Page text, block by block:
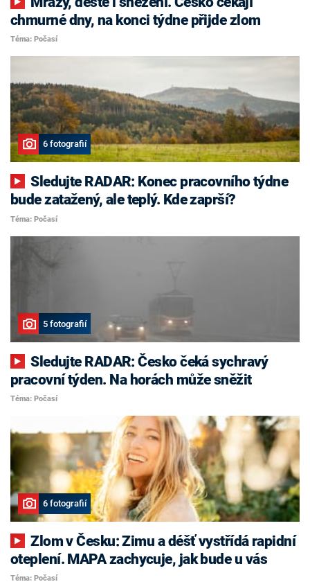
chmurné dny, na konci týdne přijde zlom
Téma: Počasí
6 fotografií
Sledujte RADAR: Konec pracovního týdne
bude zatažený, ale teplý. Kde zaprší?
Téma: Počasí
5 fotografií
Sledujte RADAR: Česko čeká sychravý
pracovní týden. Na horách může sněžit
Téma: Počasí
6 fotografií
Zlom v Česku: Zimu a déšť vystřídá rapidní
oteplení. MAPA zachycuje, jak bude u vás
Téma: Počasí